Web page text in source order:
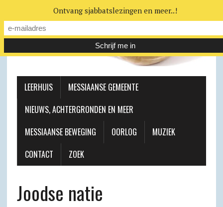
LEERHUIS
MESSIAANSE GEMEENTE
NIEUWS, ACHTERGRONDEN EN MEER
MESSIAANSE BEWEGING
OORLOG
MUZIEK
CONTACT
ZOEK
Joodse natie
Ontvang sjabbatslezingen en meer..!